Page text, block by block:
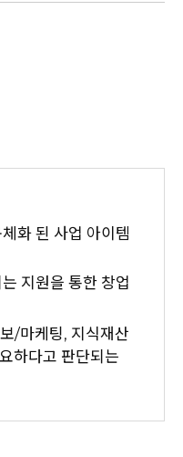
화 된 사업 아이템
지원을 통한 창업
/마케팅, 지식재산
하다고 판단되는